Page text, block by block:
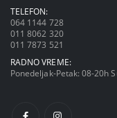
TELEFON:
064 1144 728
011 8062 320
011 7873 521
RADNO VREME:
Ponedeljak-Petak: 08-20h